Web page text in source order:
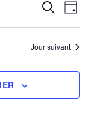
de
JOUR
Jour suivant